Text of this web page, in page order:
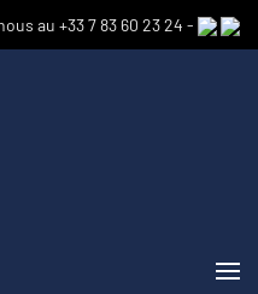
au +33 7 83 60 23 24 -